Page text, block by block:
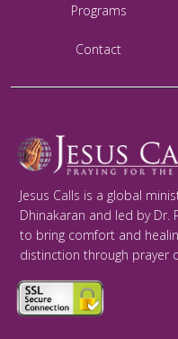
Programs
Contact
Jesus Calls is a global
Dhinakaran and led by Dr.
to bring comfort and
distinction through prayer